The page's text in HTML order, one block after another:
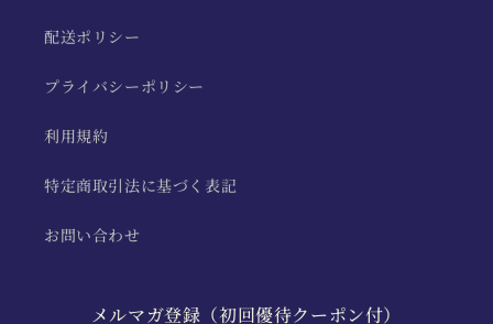
配送ポリシー
プライバシーポリシー
利用規約
特定商取引法に基づく表記
お問い合わせ
メルマガ登録（初回優待クーポン付）